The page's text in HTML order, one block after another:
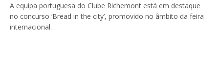
A equipa portuguesa do Clube Richemont está em destaque
no concurso ‘Bread in the city’, promovido no âmbito da feira
internacional…